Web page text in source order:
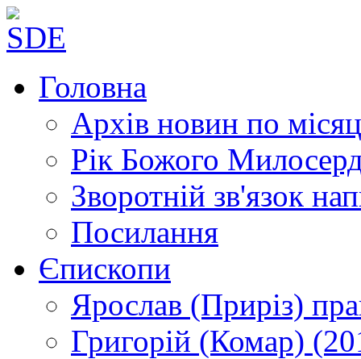
Головна
Архів новин по
Рік Божого
Зворотній зв'язок
Посилання
Єпископи
Ярослав (Приріз)
Григорій (Комар)